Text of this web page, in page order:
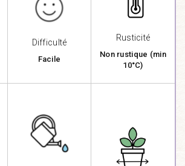
Difficulté
Facile
Rusticité
Non rustique (min
10°C)